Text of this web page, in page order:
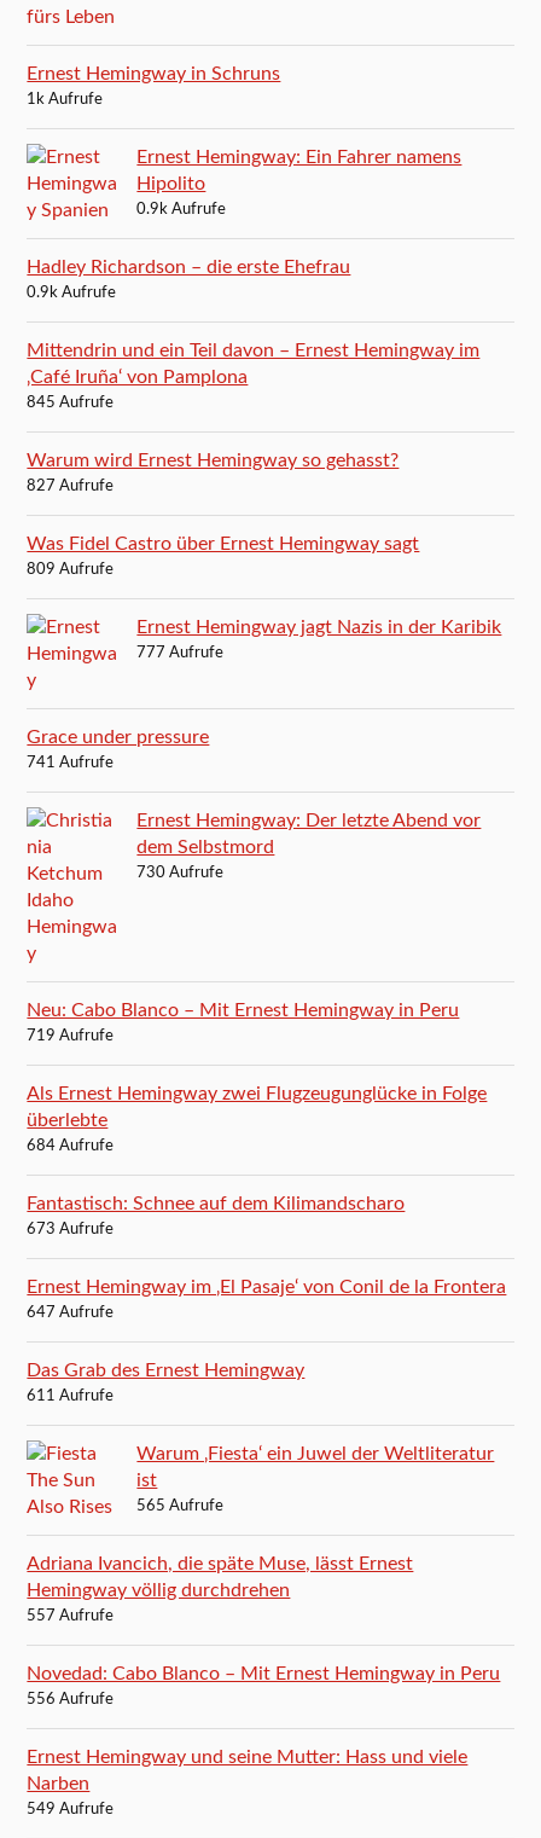
Ernest Hemingway in Schruns
1k Aufrufe
Ernest Hemingway: Ein Fahrer namens
Hipolito
0.9k Aufrufe
Hadley Richardson – die erste Ehefrau
0.9k Aufrufe
Mittendrin und ein Teil davon – Ernest Hemingway im
‚Café Iruña‘ von Pamplona
845 Aufrufe
Warum wird Ernest Hemingway so gehasst?
827 Aufrufe
Was Fidel Castro über Ernest Hemingway sagt
809 Aufrufe
Ernest Hemingway jagt Nazis in der Karibik
777 Aufrufe
Grace under pressure
741 Aufrufe
Ernest Hemingway: Der letzte Abend vor
dem Selbstmord
730 Aufrufe
Neu: Cabo Blanco – Mit Ernest Hemingway in Peru
719 Aufrufe
Als Ernest Hemingway zwei Flugzeugunglücke in Folge
überlebte
684 Aufrufe
Fantastisch: Schnee auf dem Kilimandscharo
673 Aufrufe
Ernest Hemingway im ‚El Pasaje‘ von Conil de la Frontera
647 Aufrufe
Das Grab des Ernest Hemingway
611 Aufrufe
Warum ‚Fiesta‘ ein Juwel der Weltliteratur
ist
565 Aufrufe
Adriana Ivancich, die späte Muse, lässt Ernest
Hemingway völlig durchdrehen
557 Aufrufe
Novedad: Cabo Blanco – Mit Ernest Hemingway in Peru
556 Aufrufe
Ernest Hemingway und seine Mutter: Hass und viele
Narben
549 Aufrufe